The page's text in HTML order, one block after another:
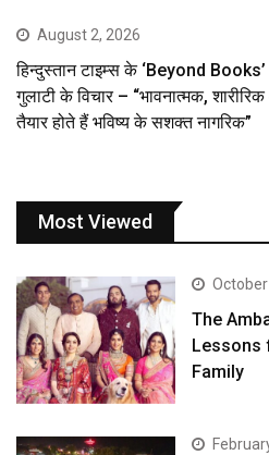
August 2, 2026
हिन्दुस्तान टाइम्स के ‘Beyond Books’
गुलाटी के विचार – “भावनात्मक,
तैयार होते हैं भविष्य के सशक्त नागरिक”
Most Viewed
The
Lessons
Family